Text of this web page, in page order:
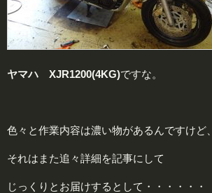
ヤマハ XJR1200(4KG)ですな。
色々と作業内容は濃い物があるんですけど、
それはまた追々詳細を記事にして
じっくりとお届けするとして・・・・・・